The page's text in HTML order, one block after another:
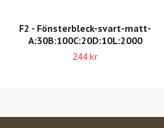
F2 - Fönsterbleck-svart-matt-
A:30B:100C:20D:10L:2000
244 kr